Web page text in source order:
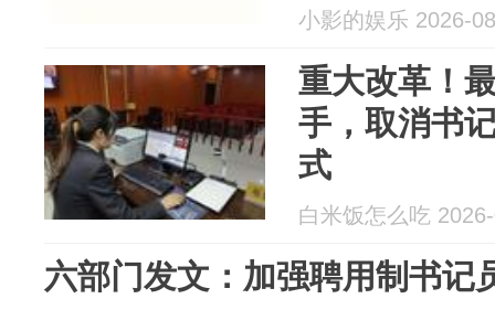
小影的娱乐 2026-
重大改革！
手，取消书
式
白米饭怎么吃
六部门发文：加强聘用制书记